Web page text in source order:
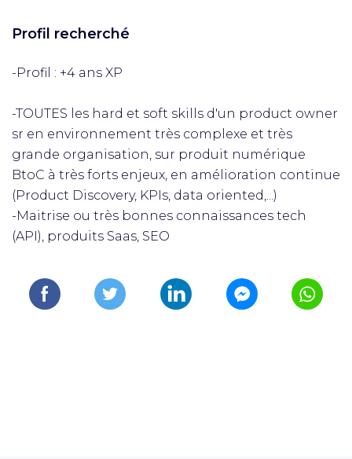
Profil recherché
-Profil : +4 ans XP
-TOUTES les hard et soft skills d'un product owner
sr en environnement très complexe et très
grande organisation, sur produit numérique
BtoC à très forts enjeux, en amélioration continue
(Product Discovery, KPIs, data oriented,...)
-Maitrise ou très bonnes connaissances tech
(API), produits Saas, SEO